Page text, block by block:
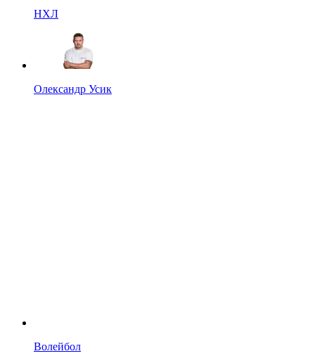
НХЛ
Олександр Усик
Волейбол